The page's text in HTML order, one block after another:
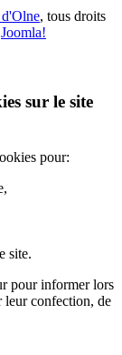
, tous droits
Joomla!
sur le site
pour:
site.
pour informer lors
leur confection, de